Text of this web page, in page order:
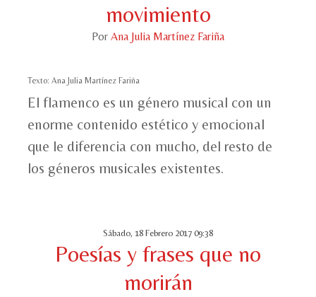
movimiento
Por Ana Julia Martínez Fariña
Texto: Ana Julia Martínez Fariña
El flamenco es un género musical con un
enorme contenido estético y emocional
que le diferencia con mucho, del resto de
los géneros musicales existentes.
Sábado, 18 Febrero 2017 09:38
Poesías y frases que no
morirán